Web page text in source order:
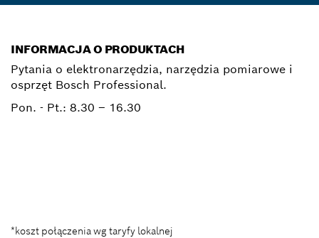
INFORMACJA O PRODUKTACH
Pytania o elektronarzędzia, narzędzia pomiarowe i
osprzęt Bosch Professional.
Pon. - Pt.: 8.30 – 16.30
*koszt połączenia wg taryfy lokalnej